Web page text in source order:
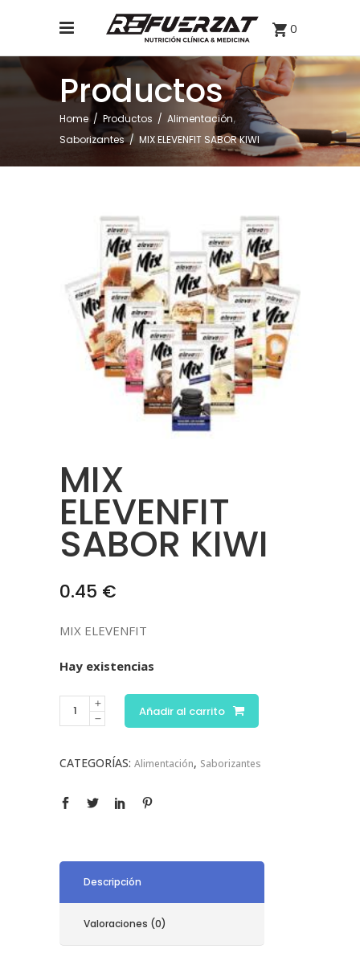
0
Productos
Home / Productos / Alimentación,
Saborizantes/ MIX ELEVENFIT SABOR KIWI
MIX
ELEVENFIT
SABOR KIWI
0.45 €
MIX ELEVENFIT
Hay existencias
Añadir al carrito
CATEGORÍAS: Alimentación, Saborizantes
Descripción
Valoraciones (0)